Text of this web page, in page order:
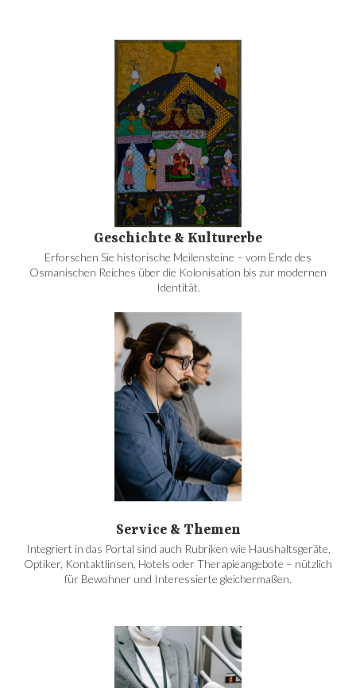
Geschichte & Kulturerbe
Erforschen Sie historische Meilensteine – vom Ende des
Osmanischen Reiches über die Kolonisation bis zur modernen
Identität.
Service & Themen
Integriert in das Portal sind auch Rubriken wie Haushaltsgeräte,
Optiker, Kontaktlinsen, Hotels oder Therapieangebote – nützlich
für Bewohner und Interessierte gleichermaßen.